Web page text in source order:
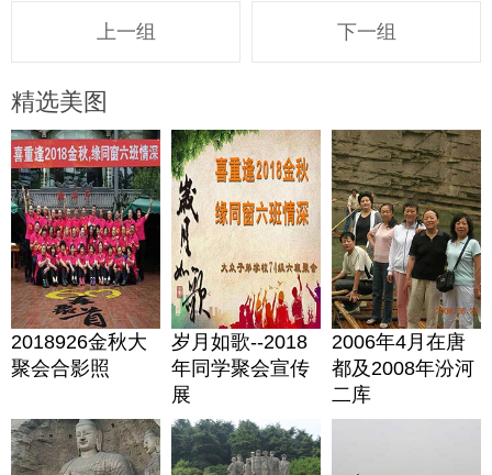
上一组 下一组
精选美图
2018926金秋大
聚会合影照
岁月如歌--2018
年同学聚会宣传
展
2006年4月在唐
都及2008年汾河
二库